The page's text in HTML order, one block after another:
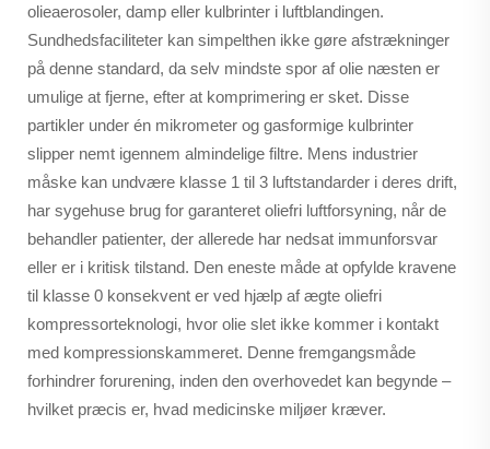
olieaerosoler, damp eller kulbrinter i luftblandingen.
Sundhedsfaciliteter kan simpelthen ikke gøre afstrækninger
på denne standard, da selv mindste spor af olie næsten er
umulige at fjerne, efter at komprimering er sket. Disse
partikler under én mikrometer og gasformige kulbrinter
slipper nemt igennem almindelige filtre. Mens industrier
måske kan undvære klasse 1 til 3 luftstandarder i deres drift,
har sygehuse brug for garanteret oliefri luftforsyning, når de
behandler patienter, der allerede har nedsat immunforsvar
eller er i kritisk tilstand. Den eneste måde at opfylde kravene
til klasse 0 konsekvent er ved hjælp af ægte oliefri
kompressorteknologi, hvor olie slet ikke kommer i kontakt
med kompressionskammeret. Denne fremgangsmåde
forhindrer forurening, inden den overhovedet kan begynde –
hvilket præcis er, hvad medicinske miljøer kræver.